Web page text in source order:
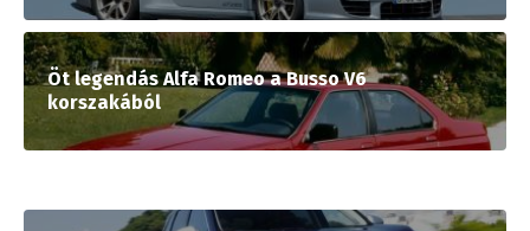
Öt legendás Alfa Romeo a Busso V6
korszakából